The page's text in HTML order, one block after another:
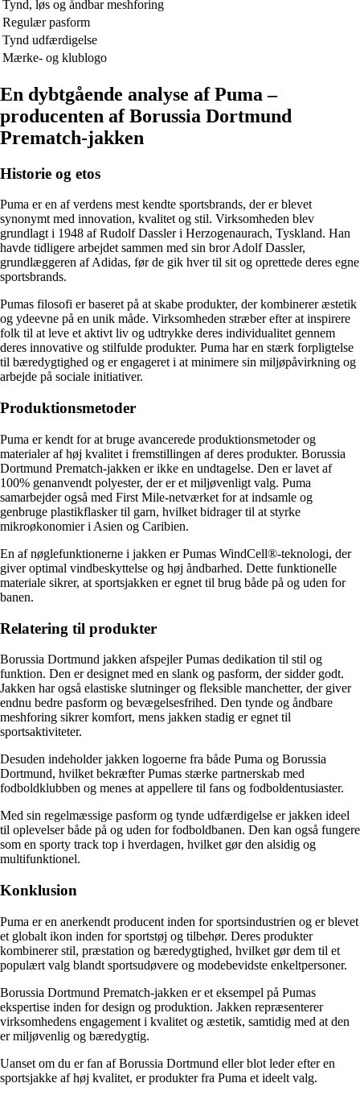
Tynd, løs og åndbar meshforing
Regulær pasform
Tynd udfærdigelse
Mærke- og klublogo
En dybtgående analyse af Puma –
producenten af ​​Borussia Dortmund
Prematch-jakken
Historie og etos
Puma er en af ​​verdens mest kendte sportsbrands, der er blevet
synonymt med innovation, kvalitet og stil. Virksomheden blev
grundlagt i 1948 af Rudolf Dassler i Herzogenaurach, Tyskland. Han
havde tidligere arbejdet sammen med sin bror Adolf Dassler,
grundlæggeren af Adidas, før de gik hver til sit og oprettede deres egne
sportsbrands.
Pumas filosofi er baseret på at skabe produkter, der kombinerer æstetik
og ydeevne på en unik måde. Virksomheden stræber efter at inspirere
folk til at leve et aktivt liv og udtrykke deres individualitet gennem
deres innovative og stilfulde produkter. Puma har en stærk forpligtelse
til bæredygtighed og er engageret i at minimere sin miljøpåvirkning og
arbejde på sociale initiativer.
Produktionsmetoder
Puma er kendt for at bruge avancerede produktionsmetoder og
materialer af høj kvalitet i fremstillingen af ​​deres produkter. Borussia
Dortmund Prematch-jakken er ikke en undtagelse. Den er lavet af
100% genanvendt polyester, der er et miljøvenligt valg. Puma
samarbejder også med First Mile-netværket for at indsamle og
genbruge plastikflasker til garn, hvilket bidrager til at styrke
mikroøkonomier i Asien og Caribien.
En af nøglefunktionerne i jakken er Pumas WindCell®-teknologi, der
giver optimal vindbeskyttelse og høj åndbarhed. Dette funktionelle
materiale sikrer, at sportsjakken er egnet til brug både på og uden for
banen.
Relatering til produkter
Borussia Dortmund jakken afspejler Pumas dedikation til stil og
funktion. Den er designet med en slank og pasform, der sidder godt.
Jakken har også elastiske slutninger og fleksible manchetter, der giver
endnu bedre pasform og bevægelsesfrihed. Den tynde og åndbare
meshforing sikrer komfort, mens jakken stadig er egnet til
sportsaktiviteter.
Desuden indeholder jakken logoerne fra både Puma og Borussia
Dortmund, hvilket bekræfter Pumas stærke partnerskab med
fodboldklubben og menes at appellere til fans og fodboldentusiaster.
Med sin regelmæssige pasform og tynde udfærdigelse er jakken ideel
til oplevelser både på og uden for fodboldbanen. Den kan også fungere
som en sporty track top i hverdagen, hvilket gør den alsidig og
multifunktionel.
Konklusion
Puma er en anerkendt producent inden for sportsindustrien og er blevet
et globalt ikon inden for sportstøj og tilbehør. Deres produkter
kombinerer stil, præstation og bæredygtighed, hvilket gør dem til et
populært valg blandt sportsudøvere og modebevidste enkeltpersoner.
Borussia Dortmund Prematch-jakken er et eksempel på Pumas
ekspertise inden for design og produktion. Jakken repræsenterer
virksomhedens engagement i kvalitet og æstetik, samtidig med at den
er miljøvenlig og bæredygtig.
Uanset om du er fan af Borussia Dortmund eller blot leder efter en
sportsjakke af høj kvalitet, er produkter fra Puma et ideelt valg.